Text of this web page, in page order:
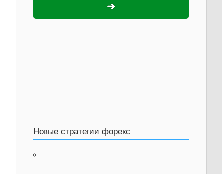
➜
Новые стратегии форекс